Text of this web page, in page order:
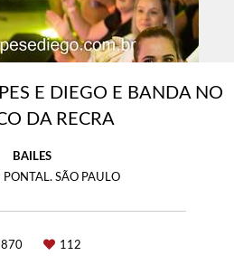
E DIEGO E BANDA NO
DA RECRA
BAILES
PONTAL. SÃO PAULO
870 112